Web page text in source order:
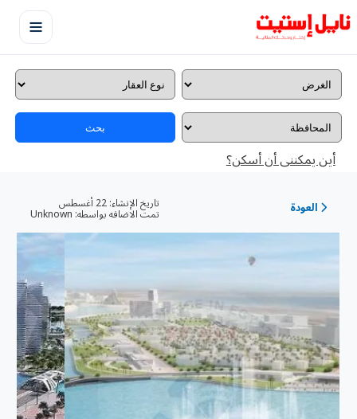
بحث
أين يمكننى أن أسكن؟
العودة تاريخ الإنشاء:
تمت الاضافه بواسطه: Unknown